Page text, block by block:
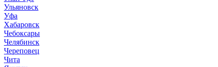
Ульяновск
Уфа
Хабаровск
Чебоксары
Челябинск
Череповец
Чита